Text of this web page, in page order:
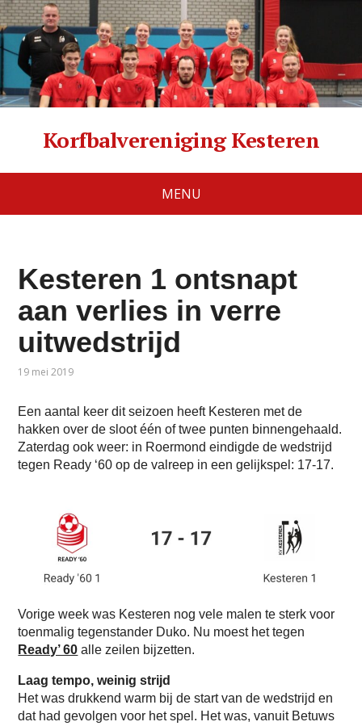
Korfbalvereniging Kesteren
MENU
Kesteren 1 ontsnapt
aan verlies in verre
uitwedstrijd
19 mei 2019
Een aantal keer dit seizoen heeft Kesteren met de
hakken over de sloot één of twee punten binnengehaald.
Zaterdag ook weer: in Roermond eindigde de wedstrijd
tegen Ready ‘60 op de valreep in een gelijkspel: 17-17.
Vorige week was Kesteren nog vele malen te sterk voor
toenmalig tegenstander Duko. Nu moest het tegen
Ready’ 60 alle zeilen bijzetten.
Laag tempo, weinig strijd
Het was drukkend warm bij de start van de wedstrijd en
dat had gevolgen voor het spel. Het was, vanuit Betuws